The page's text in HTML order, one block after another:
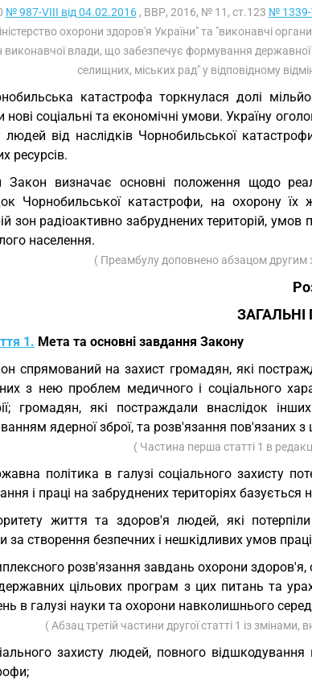
№ 987-VIII від 04.02.2016, ВВР, 2016, № 11, ст.123 № 1339-
охорони здоров'я України" та "виконавчі
виконавчої влади, що забезпечує формування державної
селищних, міських рад" у відповідному
катастрофа торкнулася долі
нові соціальні та економічні умови. Україну
людей від наслідків Чорнобильської
ресурсів.
Закон визначає основні положення щодо
Чорнобильської катастрофи, на охорону
зон радіоактивно забруднених територій, умов
населення.
( Преамбулу доповнено абзацом другим
1. Мета та основні завдання Закону
спрямований на захист громадян, які
з нею проблем медичного і соціального
громадян, які постраждали внаслідок
ядерної зброї, та розв'язання пов'язаних
( Частина перша статті 1 в
політика в галузі соціального захисту
і праці на забруднених територіях базується
життя та здоров'я людей, які
за створення безпечних і нешкідливих умов
розв'язання завдань охорони здоров'я,
цільових програм з цих питань та
в галузі науки та охорони навколишнього
( Абзац третій частини другої статті 1 із змінами,
захисту людей, повного